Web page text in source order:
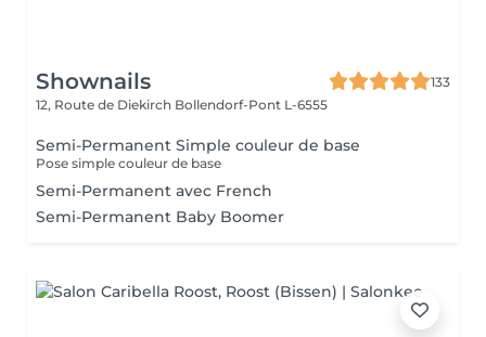
Shownails
133
12, Route de Diekirch Bollendorf-Pont L-6555
Semi-Permanent Simple couleur de base
Pose simple couleur de base
Semi-Permanent avec French
Semi-Permanent Baby Boomer